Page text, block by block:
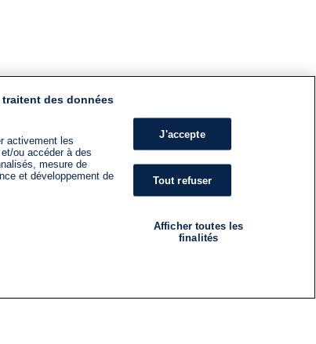
des données
activement les
ou accéder à des
mesure de
et développement de
J'accepte
Tout refuser
Afficher toutes les
finalités